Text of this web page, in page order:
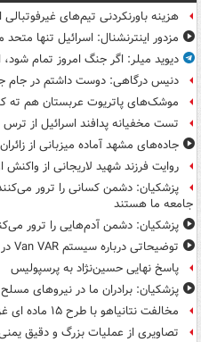
هزینه باورنکردنی تیم‌های غیرفوتبالی
مزدور اینترنشنال: اسرائیل تنها
دیوید میلر: اگر جنگ امروز تمام
دنیس درگاهی: دوست داشتم در جام
موشک‌های پاتریوت عربستان هم ته‌
تست مخفیانه پدافند اسرائیل از ترس
جاده‌های مشهد آماده میزبانی از
روایت فرزند شهید لاریجانی از
پزشکیان: دشمن کسانی را ترور
جامعه ما هستند
پزشکیان: دشمن آدم‌هایی را ترور
توضیحاتی درباره سیستم Van VAR در فوتبال ایران
پاسخ نهایی حسین‌نژاد به پرسپولیس
پزشکیان: برادران ما در نیروهای
مخالفت نتانیاهو با طرح ۱۵ ماده ای غزه و تکرار لفاظی علیه ایران
تصاویری از عملیات بزرگ و دقیق